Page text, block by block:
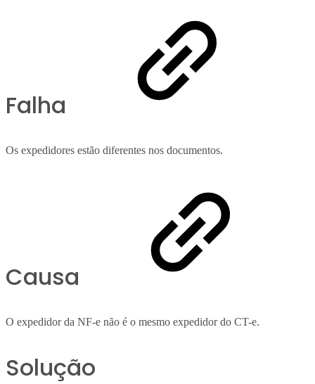
Falha
Os expedidores estão diferentes nos documentos.
Causa
O expedidor da NF-e não é o mesmo expedidor do CT-e.
Solução